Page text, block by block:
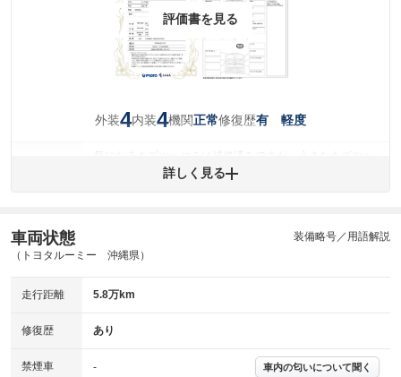
評価書を見る
外装4内装4機関正常修復歴有 軽度
コミが残っています。
(内装状態)
機関 主要機関に不具合はありません。
修復歴
骨格部位の先端付近、または後端付近に衝撃を受けた形跡
下さい。
詳しく見る
車両状態
（トヨタルーミー 沖縄県）
装備略号／用語解説
走行距離 5.8万km
修復歴 あり
禁煙車 - 車内の匂いについて聞く